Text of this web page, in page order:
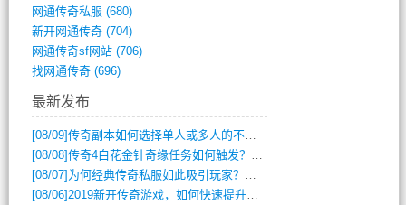
网通传奇私服 (680)
新开网通传奇(704)
网通传奇sf网站(706)
找网通传奇(696)
最新发布
[08/09]传奇副本如何选择单人或多人的不同模式？
[08/08]传奇4白花金针奇缘任务如何触发？完整攻略解析
[08/07] 为何经典传奇私服如此吸引玩家？深度攻略解析
[08/06]2019新开传奇游戏，如何快速提升角色等级？